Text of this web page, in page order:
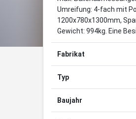
Umreifung: 4-fach mit
1200x780x1300mm,
Gewicht: 994kg. Eine
Fabrikat
Typ
Baujahr